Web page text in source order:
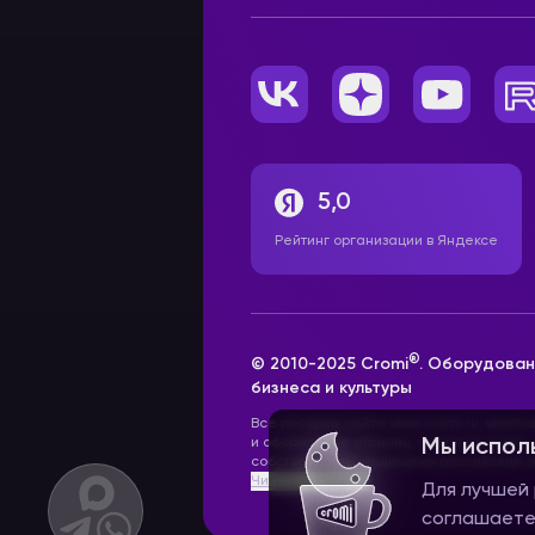
Мы
Для лучшей
5,0
Рейтинг организации в Яндексе
© 2010-2025 Cromi®.
бизнеса и культуры
Все ресурсы сайта www.cromi.ru,
и оформление страниц, товарные
собственность, защищены российским
Читать далее >>